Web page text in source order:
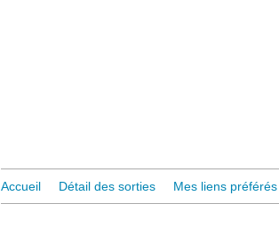
Accueil Détail des sorties Mes liens préférés